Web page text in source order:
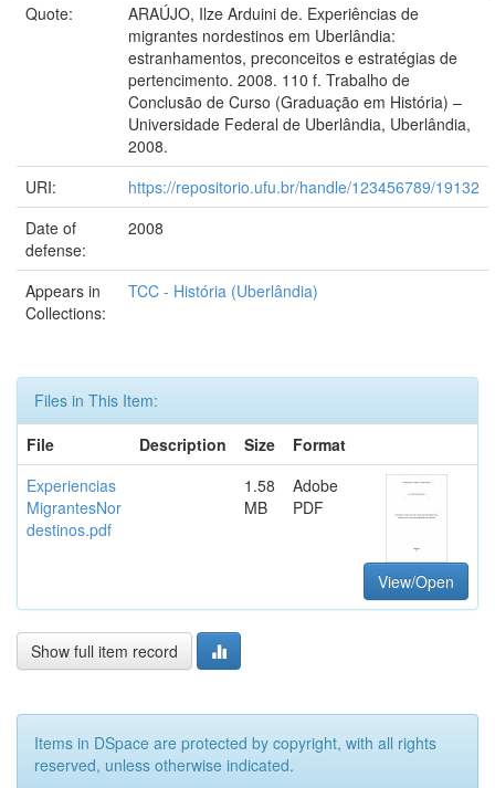
Quote:
ARAÚJO, Ilze Arduini de. Experiências de
migrantes nordestinos em Uberlândia:
estranhamentos, preconceitos e estratégias de
pertencimento. 2008. 110 f. Trabalho de
Conclusão de Curso (Graduação em História) –
Universidade Federal de Uberlândia, Uberlândia,
2008.
URI:
https://repositorio.ufu.br/handle/123456789/19132
Date of
defense:
2008
Appears in
Collections:
TCC - História (Uberlândia)
Files in This Item:
File
Description Size
Format
Experiencias
MigrantesNor
destinos.pdf
1.58
MB
Adobe
PDF
View/Open
Show full item record
Items in DSpace are protected by copyright, with all rights
reserved, unless otherwise indicated.